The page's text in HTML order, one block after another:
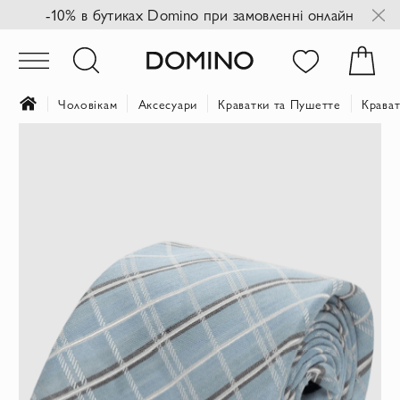
-10% в бутиках Domino при замовленні онлайн
Чоловікам Аксесуари Краватки та Пушетте